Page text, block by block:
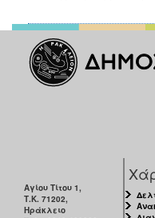
Αγίου Τίτου 1,
Τ.Κ. 71202,
Ηράκλειο